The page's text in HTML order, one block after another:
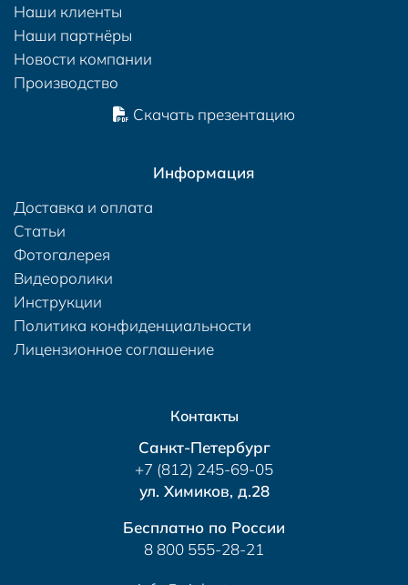
Наши клиенты
Наши партнёры
Новости компании
Производство
Скачать презентацию
Информация
Доставка и оплата
Статьи
Фотогалерея
Видеоролики
Инструкции
Политика конфиденциальности
Лицензионное соглашение
Контакты
Санкт-Петербург
+7 (812) 245-69-05
ул. Химиков, д.28
Бесплатно по России
8 800 555-28-21